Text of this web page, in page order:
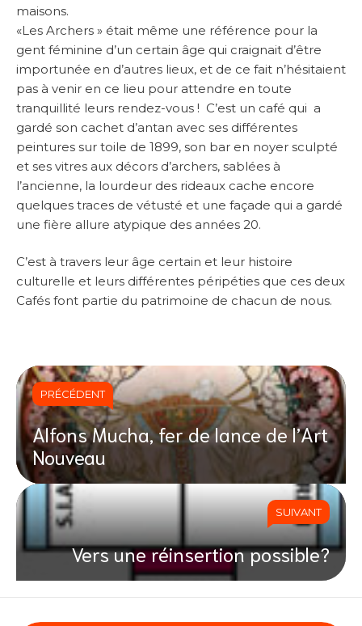
maisons.
«Les Archers » était même une référence pour la
gent féminine d’un certain âge qui craignait d’être
importunée en d’autres lieux, et de ce fait n’hésitaient
pas à venir en ce lieu pour attendre en toute
tranquillité leurs rendez-vous ! C’est un café qui a
gardé son cachet d’antan avec ses différentes
peintures sur toile de 1899, son bar en noyer sculpté
et ses vitres aux décors d’archers, sablées à
l’ancienne, la lourdeur des rideaux cache encore
quelques traces de vétusté et une façade qui a gardé
une fière allure atypique des années 20.
C’est à travers leur âge certain et leur histoire
culturelle et leurs différentes péripéties que ces deux
Cafés font partie du patrimoine de chacun de nous.
PRÉCÉDENT
Alfons Mucha, fer de lance de l’Art
Nouveau
SUIVANT
Vers une réinsertion possible?